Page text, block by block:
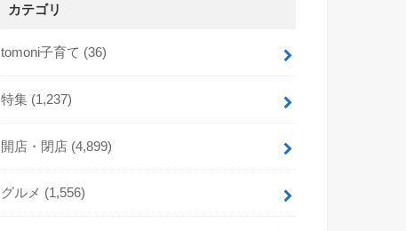
カテゴリ
tomoni子育て (36)
特集 (1,237)
開店・閉店 (4,899)
グルメ (1,556)